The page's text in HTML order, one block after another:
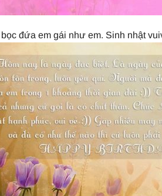
đứa em gái như em. Sinh nhật